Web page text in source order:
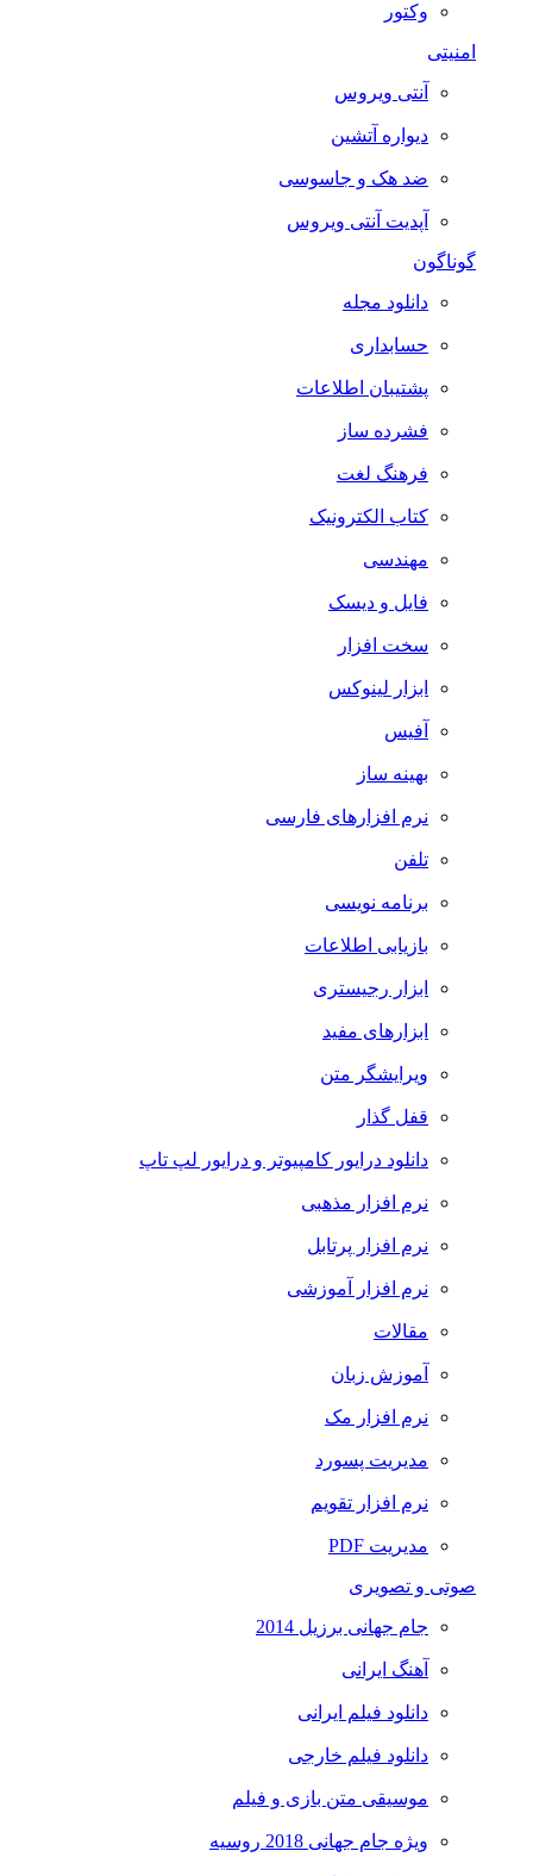
وکتور
امنیتی
آنتی ویروس
دیواره آتشین
ضد هک و جاسوسی
آپدیت آنتی ویروس
گوناگون
دانلود مجله
حسابداری
پشتیبان اطلاعات
فشرده ساز
فرهنگ لغت
کتاب الکترونیک
مهندسی
فایل و دیسک
سخت افزار
ابزار لینوکس
آفیس
بهینه ساز
نرم افزارهای فارسی
تلفن
برنامه نویسی
بازیابی اطلاعات
ابزار رجیستری
ابزارهای مفید
ویرایشگر متن
قفل گذار
دانلود درایور کامپیوتر و درایور لپ تاپ
نرم افزار مذهبی
نرم افزار پرتابل
نرم افزار آموزشی
مقالات
آموزش زبان
نرم افزار مک
مدیریت پسورد
نرم افزار تقویم
مدیریت PDF
صوتی و تصویری
جام جهانی برزیل 2014
آهنگ ایرانی
دانلود فیلم ایرانی
دانلود فیلم خارجی
موسیقی متن بازی و فیلم
ویژه جام جهانی 2018 روسیه